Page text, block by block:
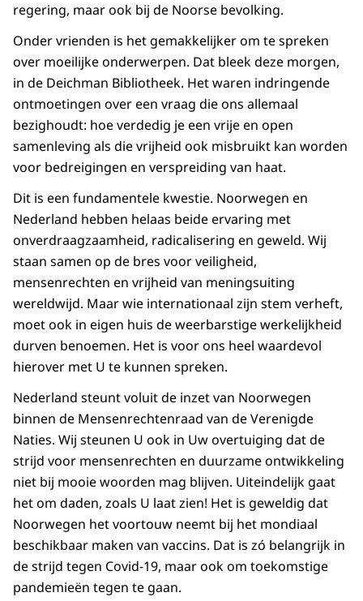
regering, maar ook bij de Noorse bevolking.
Onder vrienden is het gemakkelijker om te spreken
over moeilijke onderwerpen. Dat bleek deze morgen,
in de Deichman Bibliotheek. Het waren indringende
ontmoetingen over een vraag die ons allemaal
bezighoudt: hoe verdedig je een vrije en open
samenleving als die vrijheid ook misbruikt kan worden
voor bedreigingen en verspreiding van haat.
Dit is een fundamentele kwestie. Noorwegen en
Nederland hebben helaas beide ervaring met
onverdraagzaamheid, radicalisering en geweld. Wij
staan samen op de bres voor veiligheid,
mensenrechten en vrijheid van meningsuiting
wereldwijd. Maar wie internationaal zijn stem verheft,
moet ook in eigen huis de weerbarstige werkelijkheid
durven benoemen. Het is voor ons heel waardevol
hierover met U te kunnen spreken.
Nederland steunt voluit de inzet van Noorwegen
binnen de Mensenrechtenraad van de Verenigde
Naties. Wij steunen U ook in Uw overtuiging dat de
strijd voor mensenrechten en duurzame ontwikkeling
niet bij mooie woorden mag blijven. Uiteindelijk gaat
het om daden, zoals U laat zien! Het is geweldig dat
Noorwegen het voortouw neemt bij het mondiaal
beschikbaar maken van vaccins. Dat is zó belangrijk in
de strijd tegen Covid-19, maar ook om toekomstige
pandemieën tegen te gaan.